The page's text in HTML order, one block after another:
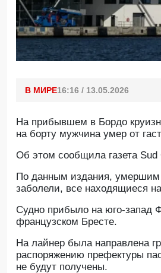
В МИРЕ16:16 / 13.05.2026
На прибывшем в Бордо
на борту мужчина умер от
Oб этом сообщила газета Sud
По данным издания, умершим
заболели, все находящиеся
Судно прибыло на юго-запад
французском Бресте.
На лайнер была направлена
распоряжению префектуры
не будут получены.